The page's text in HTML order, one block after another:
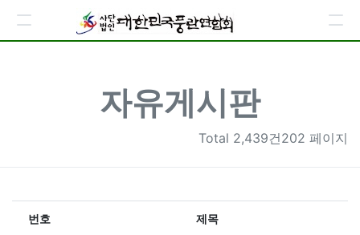
자유게시판
Total 2,439건202 페이지
번호 제목